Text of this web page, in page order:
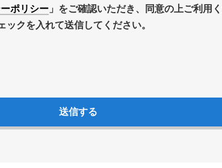
ポリシー 」をご確認いただき、同意の上ご利用く
クを入れて送信してください。
送信する